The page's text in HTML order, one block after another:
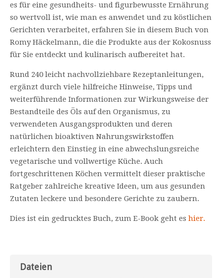
es für eine gesundheits- und figurbewusste Ernährung
so wertvoll ist, wie man es anwendet und zu köstlichen
Gerichten verarbeitet, erfahren Sie in diesem Buch von
Romy Häckelmann, die die Produkte aus der Kokosnuss
für Sie entdeckt und kulinarisch aufbereitet hat.
Rund 240 leicht nachvollziehbare Rezeptanleitungen,
ergänzt durch viele hilfreiche Hinweise, Tipps und
weiterführende Informationen zur Wirkungsweise der
Bestandteile des Öls auf den Organismus, zu
verwendeten Ausgangsprodukten und deren
natürlichen bioaktiven Nahrungswirkstoffen
erleichtern den Einstieg in eine abwechslungsreiche
vegetarische und vollwertige Küche. Auch
fortgeschrittenen Köchen vermittelt dieser praktische
Ratgeber zahlreiche kreative Ideen, um aus gesunden
Zutaten leckere und besondere Gerichte zu zaubern.
Dies ist ein gedrucktes Buch, zum E-Book geht es hier.
Dateien